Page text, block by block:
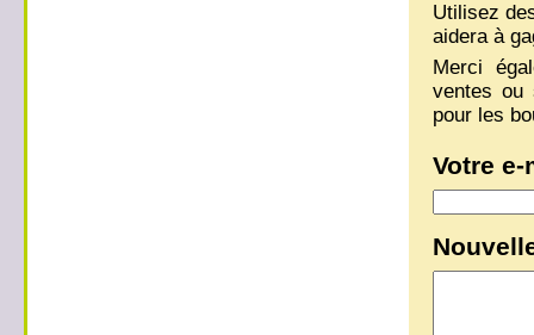
Utilisez
aidera à
Merci
ventes ou
pour les
Votre e-